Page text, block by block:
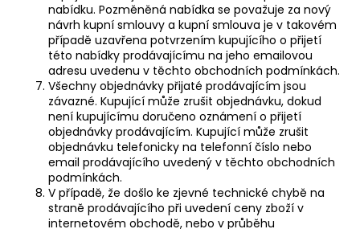
nabídku. Pozměněná nabídka se považuje za nový
návrh kupní smlouvy a kupní smlouva je v takovém
případě uzavřena potvrzením kupujícího o přijetí
této nabídky prodávajícímu na jeho emailovou
adresu uvedenu v těchto obchodních podmínkách.
Všechny objednávky přijaté prodávajícím jsou
závazné. Kupující může zrušit objednávku, dokud
není kupujícímu doručeno oznámení o přijetí
objednávky prodávajícím. Kupující může zrušit
objednávku telefonicky na telefonní číslo nebo
email prodávajícího uvedený v těchto obchodních
podmínkách.
V případě, že došlo ke zjevné technické chybě na
straně prodávajícího při uvedení ceny zboží v
internetovém obchodě, nebo v průběhu